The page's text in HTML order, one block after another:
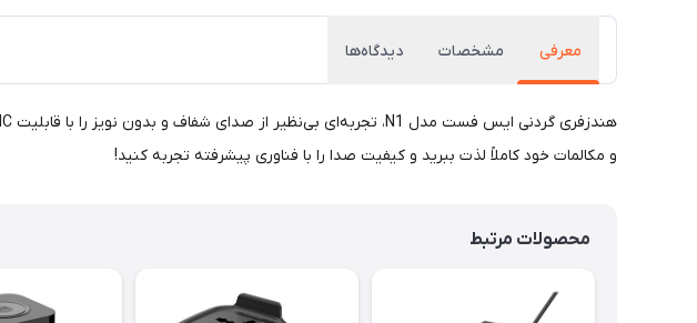
معرفی مشخصات دیدگاه‌ها
و مکالمات خود کاملاً لذت ببرید و کیفیت صدا را با فناوری پیشرفته تجربه کنید!
محصولات مرتبط